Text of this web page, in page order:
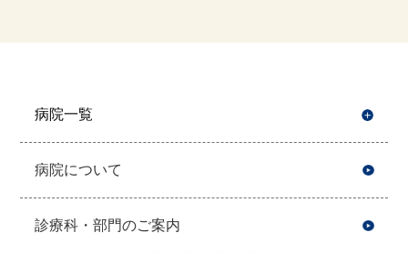
病院一覧
病院について
診療科・部門のご案内